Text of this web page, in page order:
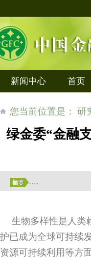
新闻中心 首页
您当前位置是： 研
绿金委“金融
....
生物多样性是人类
护已成为全球可持续
资源可持续利用等方